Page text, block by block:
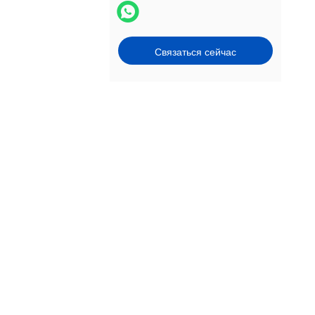
Связаться сейчас